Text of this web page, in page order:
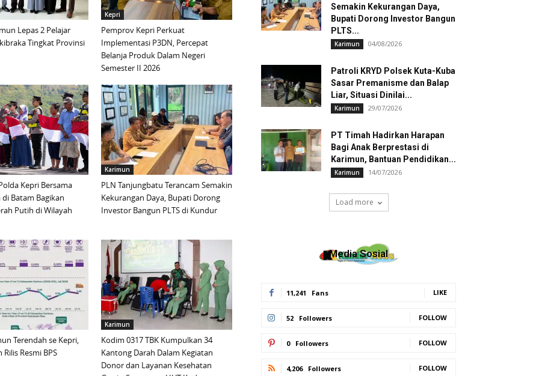
Lepas 2 Pelajar
Tingkat Provinsi
Kepri
Pemprov Kepri Perkuat
Implementasi P3DN, Percepat
Belanja Produk Dalam Negeri
Semester II 2026
Kepri Bersama
Batam Bagikan
Putih di Wilayah
Karimun
PLN Tanjungbatu Terancam Semakin
Kekurangan Daya, Bupati Dorong
Investor Bangun PLTS di Kundur
Terendah se Kepri,
Resmi BPS
Karimun
Kodim 0317 TBK Kumpulkan 34
Kantong Darah Dalam Kegiatan
Donor dan Layanan Kesehatan
Semakin Kekurangan Daya,
Bupati Dorong Investor Bangun
PLTS...
Karimun 04/08/2026
Patroli KRYD Polsek Kuta-Kuba
Sasar Premanisme dan Balap
Liar, Situasi Dinilai...
Karimun 29/07/2026
PT Timah Hadirkan Harapan
Bagi Anak Berprestasi di
Karimun, Bantuan Pendidikan...
Karimun 14/07/2026
Load more
Media Sosial
11,241 Fans LIKE
52 Followers FOLLOW
0 Followers FOLLOW
4,206 Followers FOLLOW